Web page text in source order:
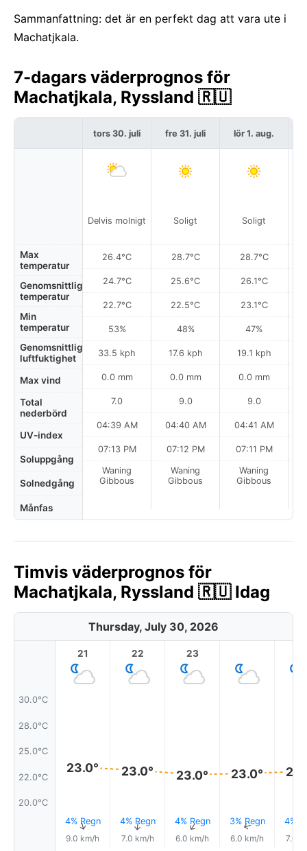
Sammanfattning: det är en perfekt dag att vara ute i
Machatjkala.
7-dagars väderprognos för
Machatjkala, Ryssland 🇷🇺
Max
temperatur
Genomsnittlig
temperatur
Min
temperatur
Genomsnittlig
luftfuktighet
Max vind
Total
nederbörd
UV-index
Soluppgång
Solnedgång
Månfas
tors 30. juli
Delvis molnigt
26.4°C
24.7°C
22.7°C
53%
33.5 kph
0.0 mm
7.0
04:39 AM
07:13 PM
Waning
Gibbous
fre 31. juli
Soligt
28.7°C
25.6°C
22.5°C
48%
17.6 kph
0.0 mm
9.0
04:40 AM
07:12 PM
Waning
Gibbous
lör 1. aug.
Soligt
28.7°C
26.1°C
23.1°C
47%
19.1 kph
0.0 mm
9.0
04:41 AM
07:11 PM
Waning
Gibbous
Timvis väderprognos för
Machatjkala, Ryssland 🇷🇺 Idag
Thursday, July 30, 2026
30.0°C
28.0°C
25.0°C
22.0°C
20.0°C
21
23.0°
4% Regn
↑
9.0 km/h
22
23.0°
4% Regn
↑
7.0 km/h
23
23.0°
4% Regn
↑
6.0 km/h
23.0°
3% Regn
↑
6.0 km/h
4%
7.0